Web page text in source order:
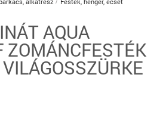
AQUA
ZOMÁNCFESTÉK